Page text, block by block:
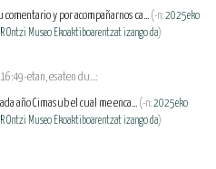
y por acompañarnos ca... (-n:2025eko
Ontzi Museo Ekoaktiboarentzat izango da)
etan, esaten du...:
año Cimasub el cual me enca... (-n:2025eko
Ontzi Museo Ekoaktiboarentzat izango da)